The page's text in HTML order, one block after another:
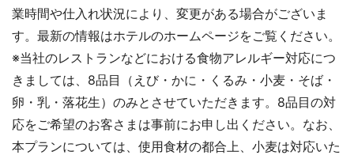
業時間や仕入れ状況により、変更がある場合がございま
す。最新の情報はホテルのホームページをご覧ください。
※当社のレストランなどにおける食物アレルギー対応につ
きましては、8品目（えび・かに・くるみ・小麦・そば・
卵・乳・落花生）のみとさせていただきます。8品目の対
応をご希望のお客さまは事前にお申し出ください。なお、
本プランについては、使用食材の都合上、小麦は対応いた